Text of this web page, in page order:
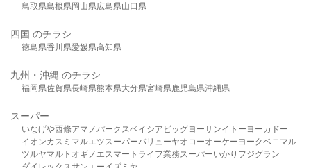
鳥取県島根県岡山県広島県山口県
四国 のチラシ
徳島県香川県愛媛県高知県
九州・沖縄 のチラシ
福岡県佐賀県長崎県熊本県大分県宮崎県鹿児島県沖縄県
スーパー
いなげや西條アマノパークスベイシア ビッグヨーサンイトーヨーカドー
イオンカスミ マルエツスーパーバリューヤオコーオーケー ヨークベニマル
ツルヤマルト オギノ エスマート ライフ業務スーパーいかり フジグラン